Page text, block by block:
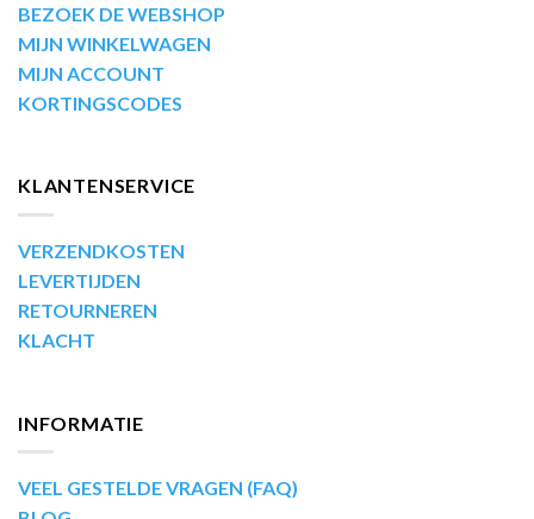
BEZOEK DE WEBSHOP
MIJN WINKELWAGEN
MIJN ACCOUNT
KORTINGSCODES
KLANTENSERVICE
VERZENDKOSTEN
LEVERTIJDEN
RETOURNEREN
KLACHT
INFORMATIE
VEEL GESTELDE VRAGEN (FAQ)